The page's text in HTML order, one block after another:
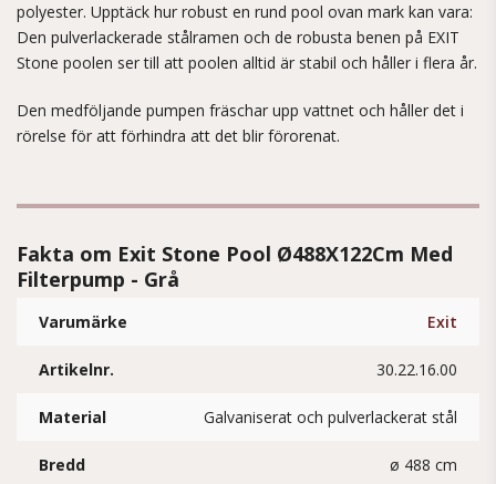
polyester. Upptäck hur robust en rund pool ovan mark kan vara:
Den pulverlackerade stålramen och de robusta benen på EXIT
Stone poolen ser till att poolen alltid är stabil och håller i flera år.
Den medföljande pumpen fräschar upp vattnet och håller det i
rörelse för att förhindra att det blir förorenat.
Fakta om Exit Stone Pool Ø488X122Cm Med
Filterpump - Grå
Varumärke Exit
Artikelnr. 30.22.16.00
Material Galvaniserat och pulverlackerat stål
Bredd ø 488 cm